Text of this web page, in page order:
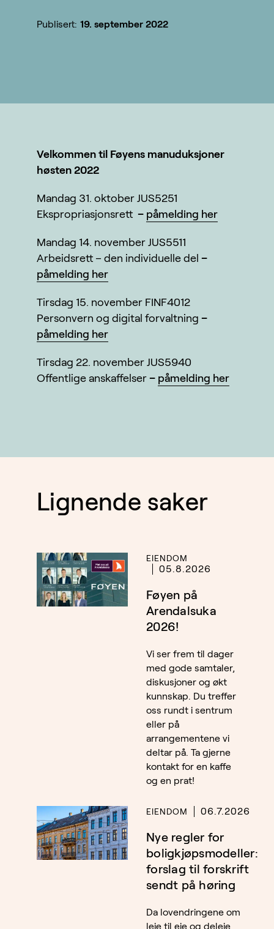
Publisert: 19. september 2022
Velkommen til Føyens manuduksjoner
høsten 2022
Mandag 31. oktober JUS5251
Ekspropriasjonsrett – påmelding her
Mandag 14. november JUS5511
Arbeidsrett – den individuelle del –
påmelding her
Tirsdag 15. november FINF4012
Personvern og digital forvaltning –
påmelding her
Tirsdag 22. november JUS5940
Offentlige anskaffelser – påmelding her
Lignende saker
EIENDOM
05.8.2026
Føyen på
Arendalsuka
2026!
Vi ser frem til dager
med gode samtaler,
diskusjoner og økt
kunnskap. Du treffer
oss rundt i sentrum
eller på
arrangementene vi
deltar på. Ta gjerne
kontakt for en kaffe
og en prat!
EIENDOM 06.7.2026
Nye regler for
boligkjøpsmodeller:
forslag til forskrift
sendt på høring
Da lovendringene om
leie til eie og deleie